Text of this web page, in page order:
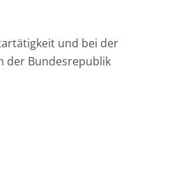
und bei der
der Bundesrepublik